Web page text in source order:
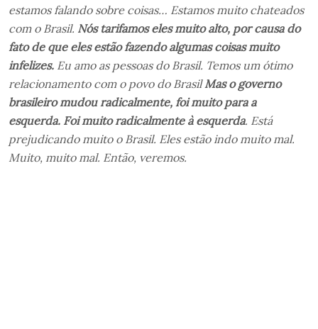
estamos falando sobre coisas… Estamos muito chateados
com o Brasil. Nós tarifamos eles muito alto, por causa do
fato de que eles estão fazendo algumas coisas muito
infelizes. Eu amo as pessoas do Brasil. Temos um ótimo
relacionamento com o povo do Brasil Mas o governo
brasileiro mudou radicalmente, foi muito para a
esquerda. Foi muito radicalmente à esquerda. Está
prejudicando muito o Brasil. Eles estão indo muito mal.
Muito, muito mal. Então, veremos.